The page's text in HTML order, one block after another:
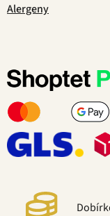
Alergeny